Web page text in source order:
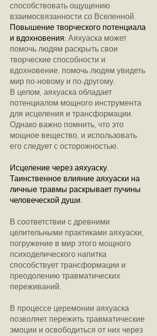
способствовать ощущению
взаимосвязанности со Вселенной.
Повышение творческого потенциала
и вдохновения: Аяхуаска может
помочь людям раскрыть свои
творческие способности и
вдохновение, помочь людям увидеть
мир по-новому и по-другому.
В целом, аяхуаска обладает
потенциалом мощного инструмента
для исцеления и трансформации.
Однако важно помнить, что это
мощное вещество, и использовать
его следует с осторожностью.
Исцеление через аяхуаску.
Таинственное влияние аяхуаски на
личные травмы раскрывает пучины
человеческой души.
В соответствии с древними
целительными практиками аяхуаски,
погружение в мир этого мощного
психоделического напитка
способствует трансформации и
преодолению травматических
переживаний.
В процессе церемонии аяхуаска
позволяет пережить травматические
эмоции и освободиться от них через